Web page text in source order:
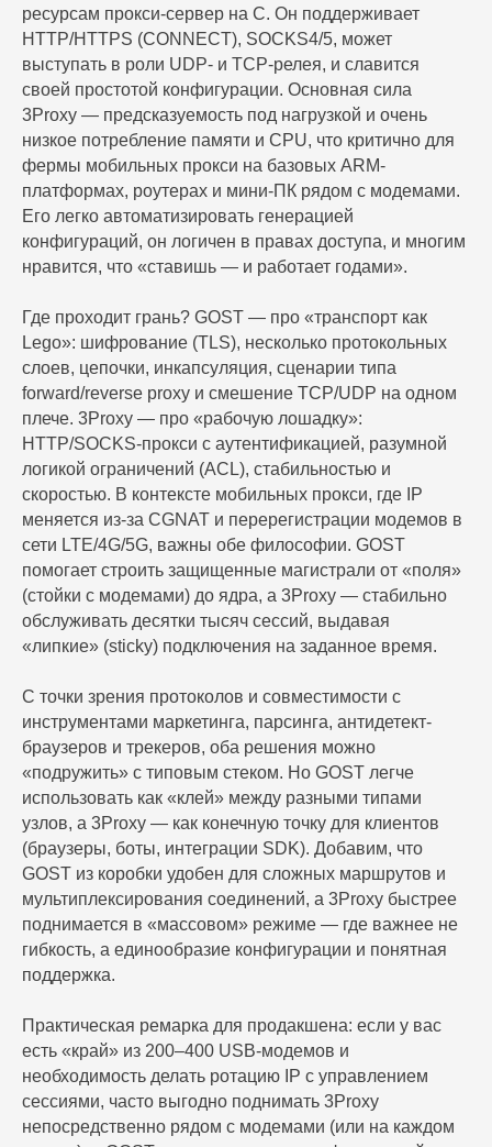
ресурсам прокси-сервер на C. Он поддерживает
HTTP/HTTPS (CONNECT), SOCKS4/5, может
выступать в роли UDP- и TCP-релея, и славится
своей простотой конфигурации. Основная сила
3Proxy — предсказуемость под нагрузкой и очень
низкое потребление памяти и CPU, что критично для
фермы мобильных прокси на базовых ARM-
платформах, роутерах и мини-ПК рядом с модемами.
Его легко автоматизировать генерацией
конфигураций, он логичен в правах доступа, и многим
нравится, что «ставишь — и работает годами».
Где проходит грань? GOST — про «транспорт как
Lego»: шифрование (TLS), несколько протокольных
слоев, цепочки, инкапсуляция, сценарии типа
forward/reverse proxy и смешение TCP/UDP на одном
плече. 3Proxy — про «рабочую лошадку»:
HTTP/SOCKS-прокси с аутентификацией, разумной
логикой ограничений (ACL), стабильностью и
скоростью. В контексте мобильных прокси, где IP
меняется из-за CGNAT и перерегистрации модемов в
сети LTE/4G/5G, важны обе философии. GOST
помогает строить защищенные магистрали от «поля»
(стойки с модемами) до ядра, а 3Proxy — стабильно
обслуживать десятки тысяч сессий, выдавая
«липкие» (sticky) подключения на заданное время.
С точки зрения протоколов и совместимости с
инструментами маркетинга, парсинга, антидетект-
браузеров и трекеров, оба решения можно
«подружить» с типовым стеком. Но GOST легче
использовать как «клей» между разными типами
узлов, а 3Proxy — как конечную точку для клиентов
(браузеры, боты, интеграции SDK). Добавим, что
GOST из коробки удобен для сложных маршрутов и
мультиплексирования соединений, а 3Proxy быстрее
поднимается в «массовом» режиме — где важнее не
гибкость, а единообразие конфигурации и понятная
поддержка.
Практическая ремарка для продакшена: если у вас
есть «край» из 200–400 USB-модемов и
необходимость делать ротацию IP с управлением
сессиями, часто выгодно поднимать 3Proxy
непосредственно рядом с модемами (или на каждом